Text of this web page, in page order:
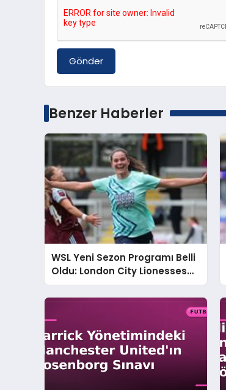
Gönder
Benzer Haberler
WSL Yeni Sezon Programı Belli
Oldu: London City Lionesses
ve Manchester United Karşı
Karşıya